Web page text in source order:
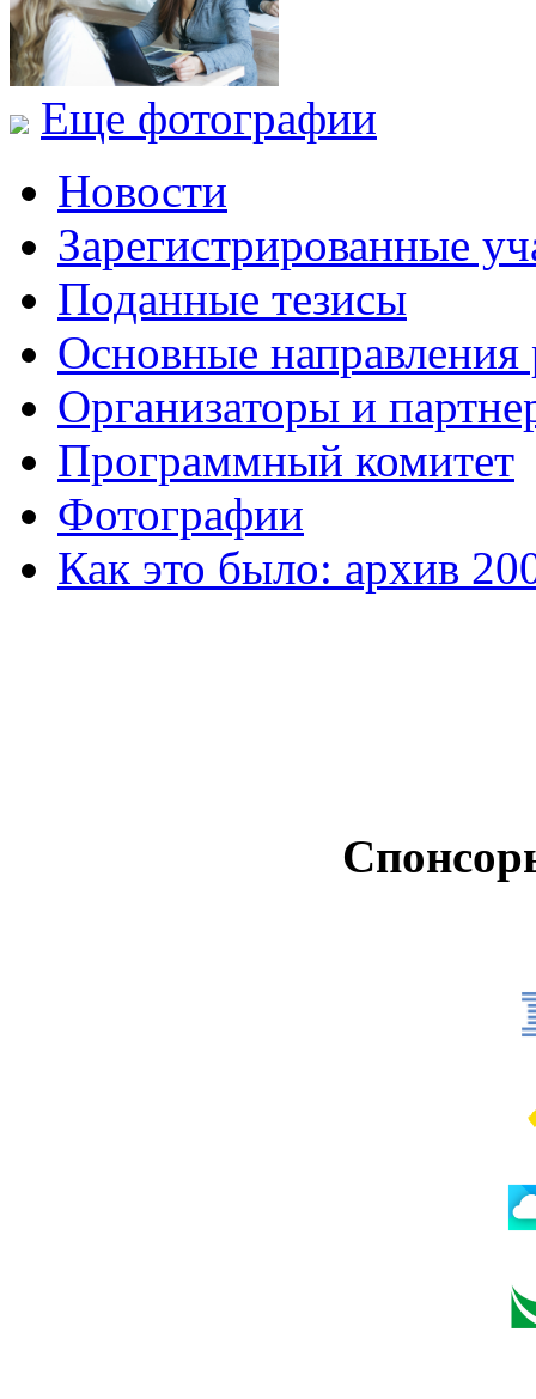
Еще фотографии
Новости
Зарегистрированные
Поданные тезисы
Основные направления
Организаторы и
Программный комитет
Фотографии
Как это было: архив